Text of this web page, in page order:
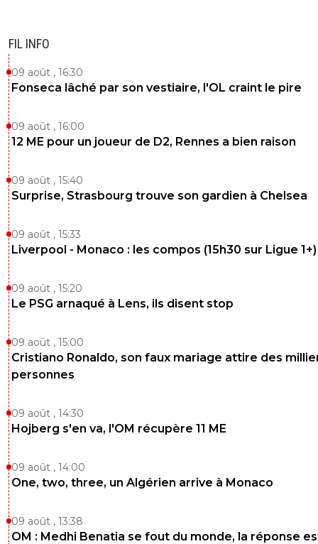
FIL INFO
09 août , 16:30
Fonseca lâché par son vestiaire, l'OL craint le pire
09 août , 16:00
12 ME pour un joueur de D2, Rennes a bien raison
09 août , 15:40
Surprise, Strasbourg trouve son gardien à Chelsea
09 août , 15:33
Liverpool - Monaco : les compos (15h30 sur Ligue 1+)
09 août , 15:20
Le PSG arnaqué à Lens, ils disent stop
09 août , 15:00
Cristiano Ronaldo, son faux mariage attire des
personnes
09 août , 14:30
Hojberg s'en va, l'OM récupère 11 ME
09 août , 14:00
One, two, three, un Algérien arrive à Monaco
09 août , 13:38
OM : Medhi Benatia se fout du monde, la réponse